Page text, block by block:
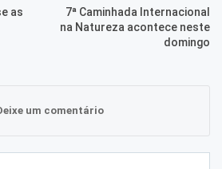
as
7ª Caminhada Internacional
na Natureza acontece neste
domingo
um comentário